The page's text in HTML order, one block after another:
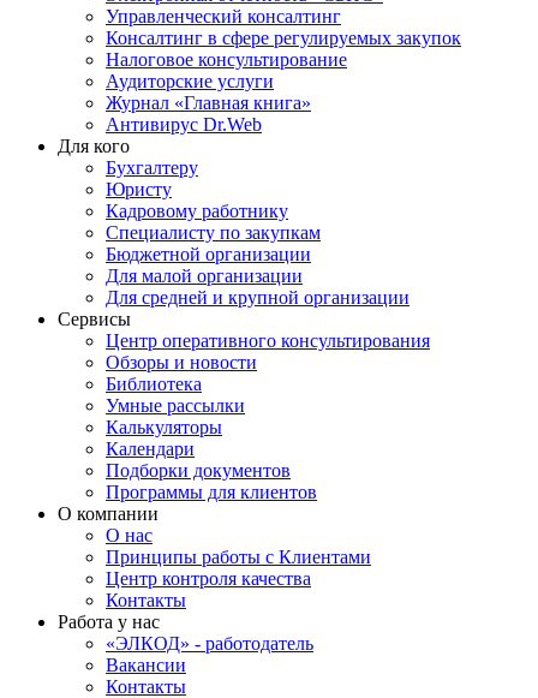
Управленческий консалтинг
Консалтинг в сфере регулируемых закупок
Налоговое консультирование
Аудиторские услуги
Журнал «Главная книга»
Антивирус Dr.Web
Для кого
Бухгалтеру
Юристу
Кадровому работнику
Специалисту по закупкам
Бюджетной организации
Для малой организации
Для средней и крупной организации
Сервисы
Центр оперативного консультирования
Обзоры и новости
Библиотека
Умные рассылки
Калькуляторы
Календари
Подборки документов
Программы для клиентов
О компании
О нас
Принципы работы с Клиентами
Центр контроля качества
Контакты
Работа у нас
«ЭЛКОД» - работодатель
Вакансии
Контакты